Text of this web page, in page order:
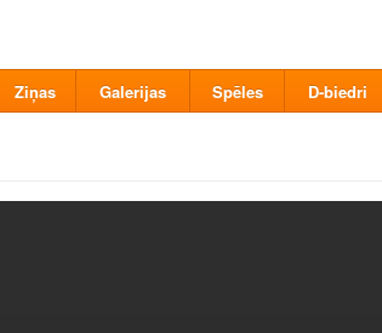
Ziņas Galerijas Spēles D-biedri